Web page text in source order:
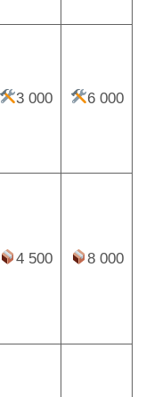
3 000 6 000
4 500 8 000